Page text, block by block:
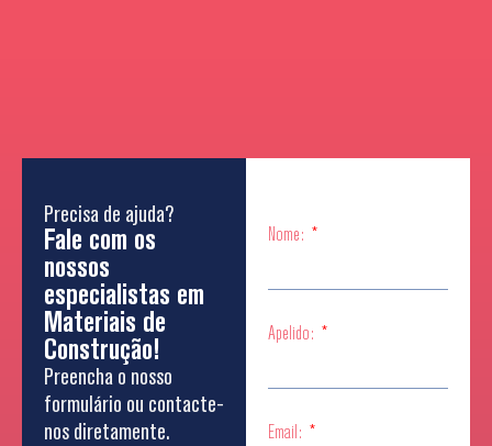
Precisa de ajuda?
Fale com os
nossos
especialistas em
Materiais de
Construção!
Preencha o nosso
formulário ou contacte-
nos diretamente.
Nome:
Apelido:
Email: